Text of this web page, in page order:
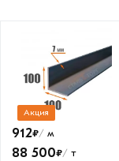
Ширина
100
мм
Акция
912₽/ м
88 500₽/ т